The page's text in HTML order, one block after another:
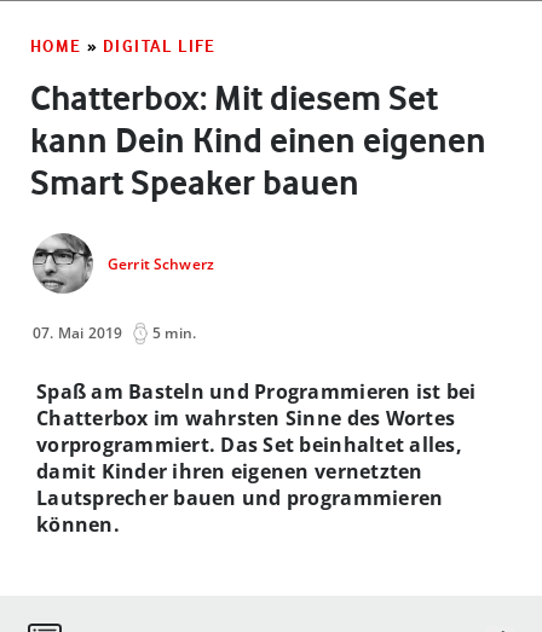
HOME » DIGITAL LIFE
Chatterbox: Mit diesem Set
kann Dein Kind einen eigenen
Smart Speaker bauen
Gerrit Schwerz
07. Mai 2019 5 min.
Spaß am Basteln und Programmieren ist bei
Chatterbox im wahrsten Sinne des Wortes
vorprogrammiert. Das Set beinhaltet alles,
damit Kinder ihren eigenen vernetzten
Lautsprecher bauen und programmieren
können.